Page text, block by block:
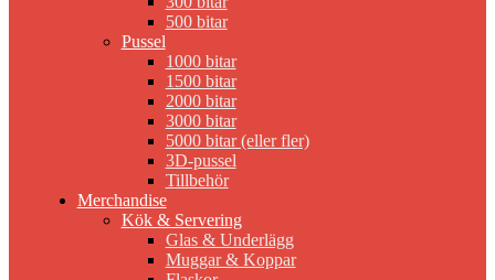
500 bitar
Pussel
1000 bitar
1500 bitar
2000 bitar
3000 bitar
5000 bitar (eller fler)
3D-pussel
Tillbehör
Merchandise
Kök & Servering
Glas & Underlägg
Muggar & Koppar